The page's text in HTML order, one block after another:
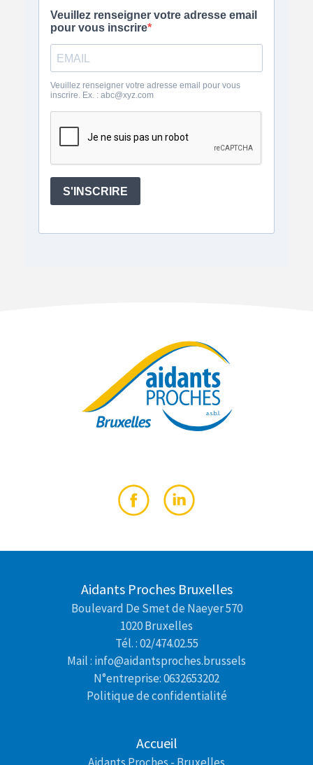
Aidants Proches Bruxelles
Boulevard De Smet de Naeyer 570
1020 Bruxelles
Tél. : 02/474.02.55
Mail : info@aidantsproches.brussels
N°entreprise: 0632653202
Politique de confidentialité
Accueil